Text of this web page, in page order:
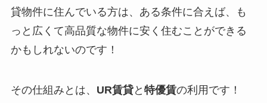
貸物件に住んでいる方は、ある条件に合えば、も
っと広くて高品質な物件に安く住むことができる
かもしれないのです！
その仕組みとは、 UR賃貸と 特優賃の利用です！